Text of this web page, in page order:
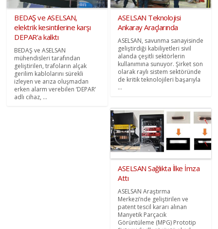
BEDAŞ ve ASELSAN,
elektrik kesintilerine karşı
DEPAR’a kalktı
BEDAŞ ve ASELSAN
mühendisleri tarafından
geliştirilen, trafoların alçak
gerilim kablolarını sürekli
izleyen ve arıza oluşmadan
erken alarm verebilen ‘DEPAR’
adlı cihaz, ...
ASELSAN Teknolojisi
Ankaray Araçlarında
ASELSAN, savunma sanayisinde
geliştirdiği kabiliyetleri sivil
alanda çeşitli sektörlerin
kullanımına sunuyor. Şirket son
olarak raylı sistem sektöründe
de kritik teknolojileri başarıyla
...
ASELSAN Sağlıkta İlke İmza
Attı
ASELSAN Araştırma
Merkezi’nde geliştirilen ve
patent tescil kararı alınan
Manyetik Parçacık
Görüntüleme (MPG) Prototip